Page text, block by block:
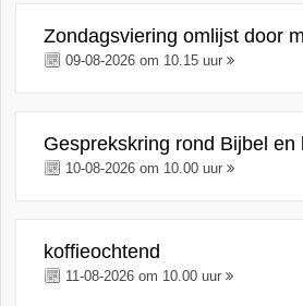
Zondagsviering omlijst door
09-08-2026 om 10.15 uur
Gesprekskring rond Bijbel en
10-08-2026 om 10.00 uur
koffieochtend
11-08-2026 om 10.00 uur